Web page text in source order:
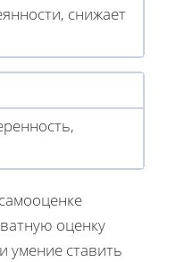
снижает
оценку
умение ставить